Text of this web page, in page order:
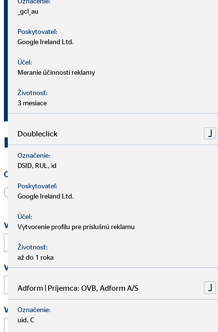
okresný vedúci pre OVB Allfinanz
902 01 Pezinok
snopekpeterdominik@ovbmail.eu
Kontaktujte OVB Pezinok
Oslovenie
Pán
Vaše meno a priezvisko*
Vaša e-mailová adresa*
Vaše telefónne číslo
_gcl_au
Poskytovateľ:
Google Ireland Ltd.
Účel:
Meranie účinnosti reklamy
Životnosť:
3 mesiace
Doubleclick
Označenie:
DSID, RUL, id
Poskytovateľ:
Google Ireland Ltd.
Účel:
Vytvorenie profilu pre príslušnú reklamu
Životnosť:
až do 1 roka
Adform | Príjemca: OVB, Adform A/S
Označenie:
uid, C